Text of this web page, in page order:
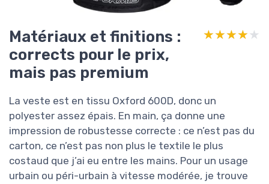
Matériaux et finitions :
corrects pour le prix,
mais pas premium
★★★★★
★★★★★
La veste est en tissu Oxford 600D, donc un
polyester assez épais. En main, ça donne une
impression de robustesse correcte : ce n’est pas du
carton, ce n’est pas non plus le textile le plus
costaud que j’ai eu entre les mains. Pour un usage
urbain ou péri-urbain à vitesse modérée, je trouve